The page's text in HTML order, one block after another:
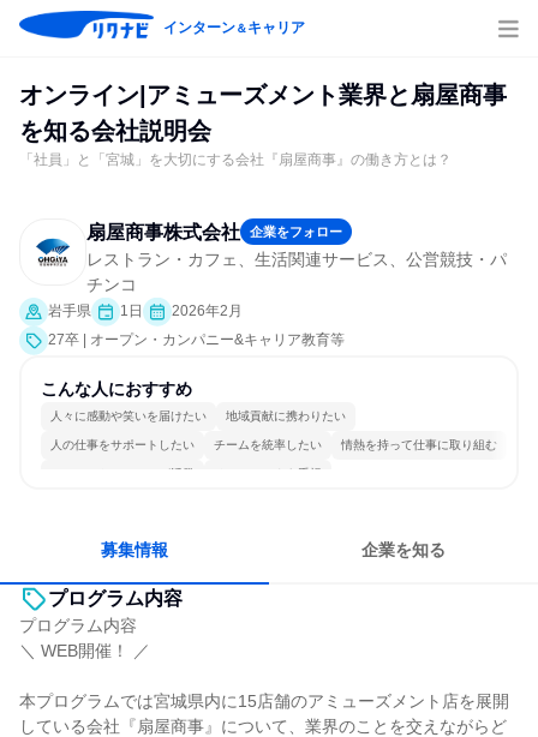
インターン＆キャリア
オンライン|アミューズメント業界と扇屋商事
を知る会社説明会
「社員」と「宮城」を大切にする会社『扇屋商事』の働き方とは？
扇屋商事株式会社 企業をフォロー
レストラン・カフェ、生活関連サービス、公営競技・パ
チンコ
岩手県 1日
2026年2月
27卒 | オープン・カンパニー&キャリア教育等
こんな人におすすめ
人々に感動や笑いを届けたい 地域貢献に携わりたい
人の仕事をサポートしたい チームを統率したい 情熱を持って仕事に取り組む
コミュニケーションが活発 チームワークを重視
募集情報 企業を知る
プログラム内容
プログラム内容
＼ WEB開催！ ／
本プログラムでは宮城県内に15店舗のアミューズメント店を展開
している会社『扇屋商事』について、業界のことを交えながらど